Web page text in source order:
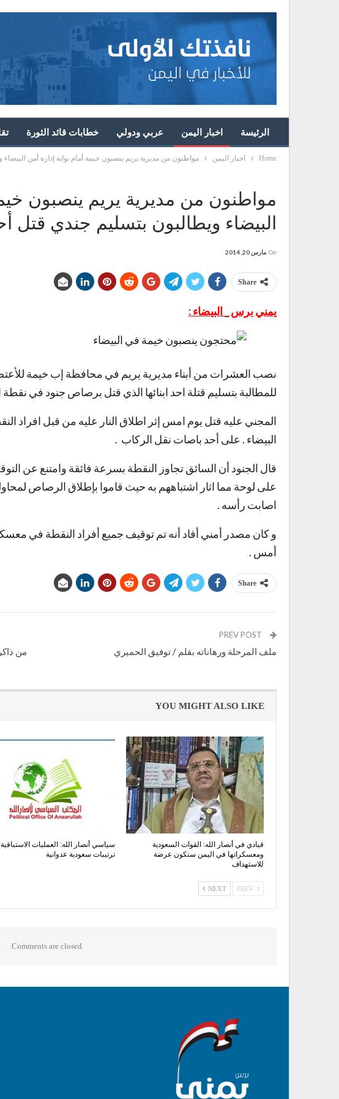
الرئيسة اخبار اليمن عربي ودولي خطابات قائد الثورة
Home اخبار اليمن مواطنون من مديرية يريم ينصبون خيمة أمام بوابة إدارة أمن
مواطنون من مديرية يريم ينصبون
البيضاء ويطالبون بتسليم جندي قتل
On مارس 20, 2014
Share
يمني برس _ البيضاء :
نصب العشرات من أبناء مديرية يريم في محافظة إب خيمة
للمطالبة بتسليم قتلة احد ابنائها الذي قتل برصاص جنود في
المجني عليه قتل يوم امس إثر اطلاق النار عليه من قبل افراد
البيضاء . على أحد باصات نقل الركاب .
قال الجنود أن السائق تجاوز النقطة بسرعة فائقة وامتنع عن
على لوحة مما اثار اشتباههم به حيث قاموا بإطلاق الرصاص
اصابت رأسه .
و كان مصدر أمني أفاد أنه تم توقيف جميع أفراد النقطة في
أمس .
Share
ملف المرحلة ورهاناته بقلم / توفيق الحميري
من
YOU MIGHT ALSO LIKE
قيادي في أنصار الله: القوات السعودية
ومعسكراتها في اليمن ستكون عرضة
للاستهداف
سياسي أنصار الله: العمليات
ترتيبات سعودية عدوانية
NEXT
Comments are closed.